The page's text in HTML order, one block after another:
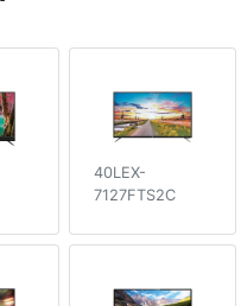
40LEX-
7127FTS2C